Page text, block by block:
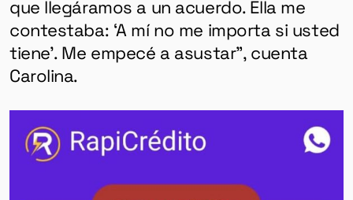
que llegáramos a un acuerdo. Ella me
contestaba: ‘A mí no me importa si usted
tiene’. Me empecé a asustar”, cuenta
Carolina.